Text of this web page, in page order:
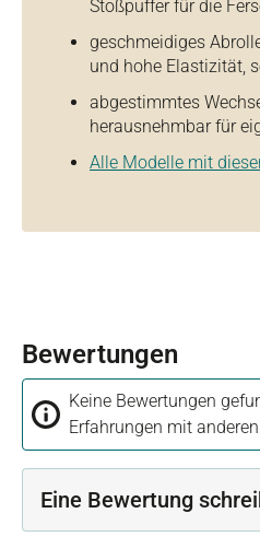
Stoßpuffer für die
geschmeidiges
und hohe Elastizität,
abgestimmtes
herausnehmbar für
Alle Modelle mit
Bewertungen
Keine Bewertungen
Erfahrungen mit anderen.
Eine Bewertung